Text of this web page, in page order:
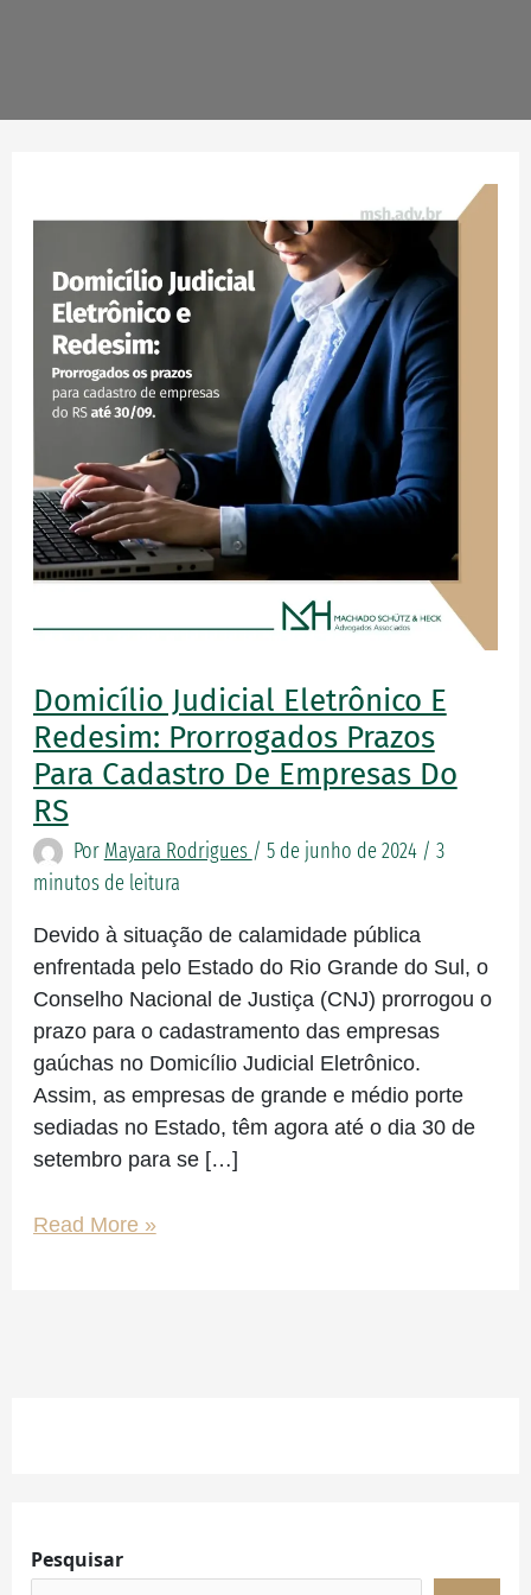
Domicílio Judicial Eletrônico E
Redesim: Prorrogados Prazos
Para Cadastro De Empresas Do
RS
Por Mayara Rodrigues / 5 de junho de 2024 / 3
minutos de leitura
Devido à situação de calamidade pública
enfrentada pelo Estado do Rio Grande do Sul, o
Conselho Nacional de Justiça (CNJ) prorrogou o
prazo para o cadastramento das empresas
gaúchas no Domicílio Judicial Eletrônico.
Assim, as empresas de grande e médio porte
sediadas no Estado, têm agora até o dia 30 de
setembro para se […]
Eletrônico
Redesim:
Prorrogados
prazos
para
de
empresas
do
RS
Read More »
Pesquisar